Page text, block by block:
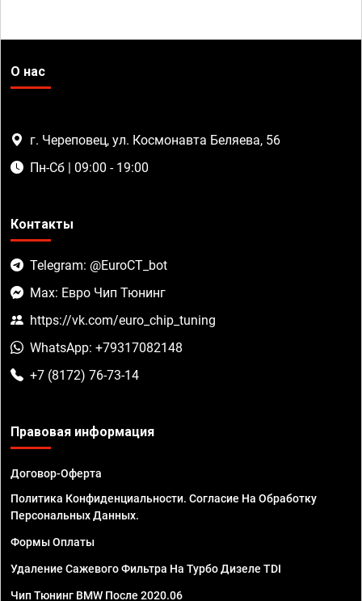
О нас
г. Череповец, ул. Космонавта Беляева, 56
Пн-Сб | 09:00 - 19:00
Контакты
Telegram: @EuroCT_bot
Max: Евро Чип Тюнинг
https://vk.com/euro_chip_tuning
WhatsApp: +79317082148
+7 (8172) 76-73-14
Правовая информация
Договор-Оферта
Политика Конфиденциальности. Согласие На Обработку
Персональных Данных.
Формы Оплаты
Удаление Сажевого Фильтра На Турбо Дизеле TDI
Чип Тюнинг BMW После 2020.06